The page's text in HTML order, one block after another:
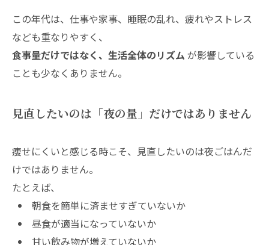
この年代は、仕事や家事、睡眠の乱れ、疲れやストレス
なども重なりやすく、
食事量だけではなく、生活全体のリズム が影響している
ことも少なくありません。
見直したいのは「夜の量」だけではありません
痩せにくいと感じる時こそ、見直したいのは夜ごはんだ
けではありません。
たとえば、
朝食を簡単に済ませすぎていないか
昼食が適当になっていないか
甘い飲み物が増えていないか